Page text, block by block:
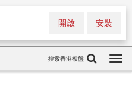
安裝
開啟
搜索香港樓盤